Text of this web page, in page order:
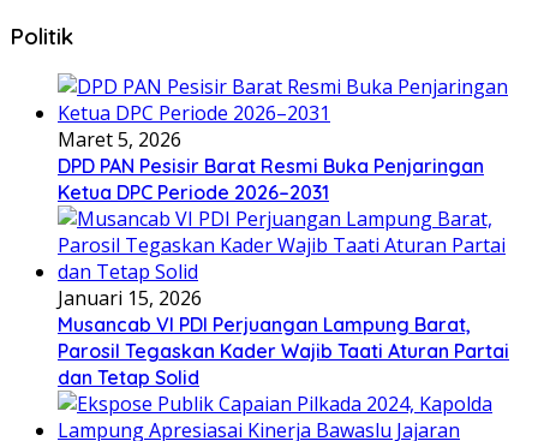
Politik
Maret 5, 2026
DPD PAN Pesisir Barat Resmi Buka Penjaringan
Ketua DPC Periode 2026–2031
Januari 15, 2026
Musancab VI PDI Perjuangan Lampung Barat,
Parosil Tegaskan Kader Wajib Taati Aturan Partai
dan Tetap Solid